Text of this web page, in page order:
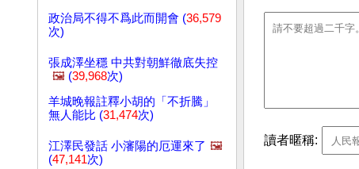
政治局不得不爲此而開會 (36,579
次)
張成澤坐穩 中共對朝鮮徹底失控
🖼️ (39,968次)
羊城晚報註釋小胡的「不折騰」
無人能比 (31,474次)
江澤民發話 小瀋陽的厄運來了 🖼️
(47,141次)
讀者暱稱: